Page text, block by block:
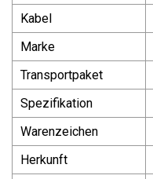
Kabel
Marke
Transportpaket
Spezifikation
Warenzeichen
Herkunft